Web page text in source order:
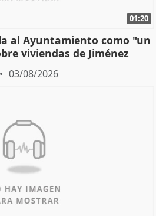
01:20
al Ayuntamiento como "un
viviendas de Jiménez
03/08/2026